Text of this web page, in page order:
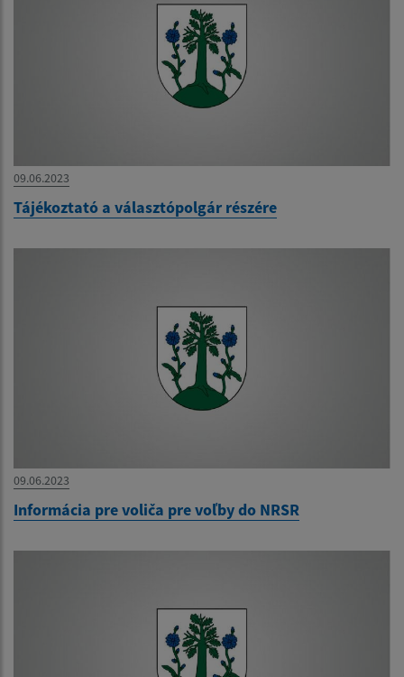
09.06.2023
Tájékoztató a választópolgár részére
09.06.2023
Informácia pre voliča pre voľby do NRSR